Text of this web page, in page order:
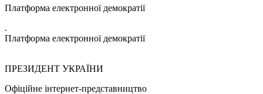
Платформа електронної демократії
.
Платформа електронної демократії
ПРЕЗИДЕНТ УКРАЇНИ
Офіційне інтернет-представництво